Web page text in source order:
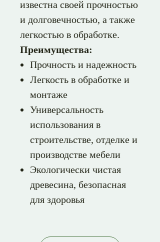
известна своей прочностью
и долговечностью, а также
легкостью в обработке.
Преимущества:
Прочность и надежность
Легкость в обработке и
монтаже
Универсальность
использования в
строительстве, отделке и
производстве мебели
Экологически чистая
древесина, безопасная
для здоровья